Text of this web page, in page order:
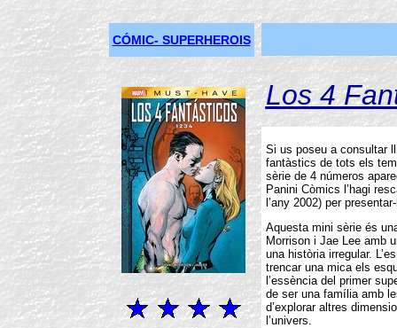
CÓMIC- SUPERHEROIS
Los 4
Si us poseu a consultar
fantàstics de tots els
sèrie de 4 números
Panini Còmics l’hagi
l’any 2002) per
Aquesta mini sèrie és
Morrison i Jae Lee amb
una història irregular.
trencar una mica els
l’essència del primer
de ser una família amb
d’explorar altres
l’univers.